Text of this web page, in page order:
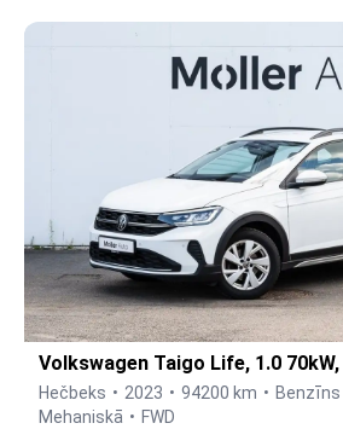
Volkswagen Taigo Life, 1.0 70kW,
Hečbeks 2023 94200 km Benzīns
Mehaniskā
FWD